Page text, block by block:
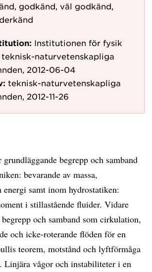
godkänd, väl godkänd,
Institutionen för fysik
teknisk-naturvetenskapliga
2012-06-04
teknisk-naturvetenskapliga
2012-11-26
begrepp och samband
bevarande av massa,
energi samt inom hydrostatiken:
i stillastående fluider. Vidare
och samband som cirkulation,
och icke-roterande flöden för en
teorem, motstånd och lyftförmåga
Linjära vågor och instabiliteter i en